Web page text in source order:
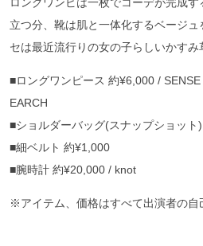
立つ分、靴は肌と一体化するベージ
セは最近流行りの女の子らしいかすみ
■ロングワンピース 約¥6,000 /
EARCH
■ショルダーバッグ(スナップショット
■細ベルト 約¥1,000
■腕時計 約¥20,000 / knot
※アイテム、価格はすべて出演者の自